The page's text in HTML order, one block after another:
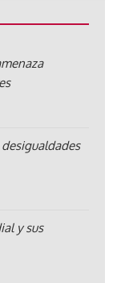
y sus